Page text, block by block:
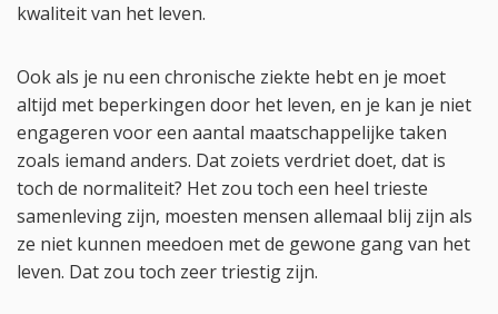
kwaliteit van het leven.
Ook als je nu een chronische ziekte hebt en je moet
altijd met beperkingen door het leven, en je kan je niet
engageren voor een aantal maatschappelijke taken
zoals iemand anders. Dat zoiets verdriet doet, dat is
toch de normaliteit? Het zou toch een heel trieste
samenleving zijn, moesten mensen allemaal blij zijn als
ze niet kunnen meedoen met de gewone gang van het
leven. Dat zou toch zeer triestig zijn.